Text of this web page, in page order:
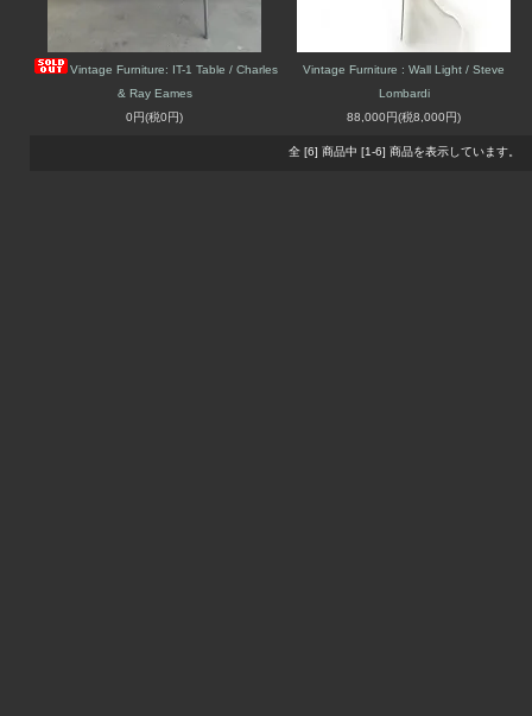
Vintage Furniture: IT-1 Table / Charles
& Ray Eames
0円(税0円)
Vintage Furniture : Wall Light / Steve
Lombardi
88,000円(税8,000円)
全 [6] 商品中 [1-6] 商品を表示しています。